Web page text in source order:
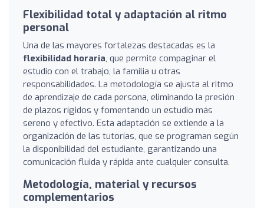
Flexibilidad total y adaptación al ritmo
personal
Una de las mayores fortalezas destacadas es la
flexibilidad horaria, que permite compaginar el
estudio con el trabajo, la familia u otras
responsabilidades. La metodología se ajusta al ritmo
de aprendizaje de cada persona, eliminando la presión
de plazos rígidos y fomentando un estudio más
sereno y efectivo. Esta adaptación se extiende a la
organización de las tutorías, que se programan según
la disponibilidad del estudiante, garantizando una
comunicación fluida y rápida ante cualquier consulta.
Metodología, material y recursos
complementarios